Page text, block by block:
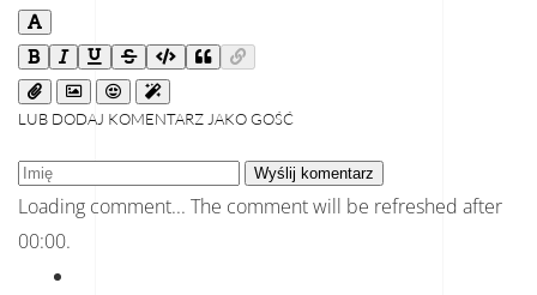
LUB DODAJ KOMENTARZ JAKO GOŚĆ
Wyślij komentarz
Loading comment... The comment will be refreshed after
00:00.